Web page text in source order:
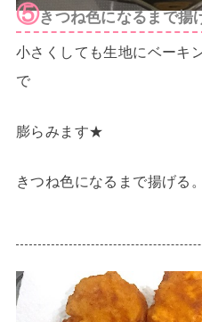
⑤きつね色になるまで揚
小さくしても生地にベーキ
で
膨らみます★
きつね色になるまで揚げる。